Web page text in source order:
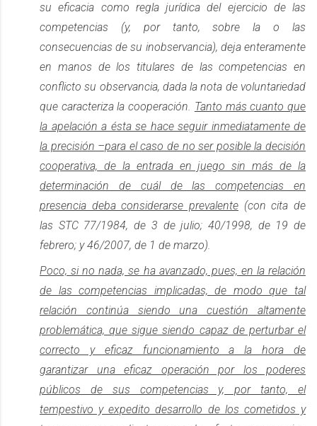
su eficacia como regla jurídica del ejercicio de las
competencias (y, por tanto, sobre la o las
consecuencias de su inobservancia), deja enteramente
en manos de los titulares de las competencias en
conflicto su observancia, dada la nota de voluntariedad
que caracteriza la cooperación. Tanto más cuanto que
la apelación a ésta se hace seguir inmediatamente de
la precisión –para el caso de no ser posible la decisión
cooperativa, de la entrada en juego sin más de la
determinación de cuál de las competencias en
presencia deba considerarse prevalente (con cita de
las STC 77/1984, de 3 de julio; 40/1998, de 19 de
febrero; y 46/2007, de 1 de marzo).
Poco, si no nada, se ha avanzado, pues, en la relación
de las competencias implicadas, de modo que tal
relación continúa siendo una cuestión altamente
problemática, que sigue siendo capaz de perturbar el
correcto y eficaz funcionamiento a la hora de
garantizar una eficaz operación por los poderes
públicos de sus competencias y, por tanto, el
tempestivo y expedito desarrollo de los cometidos y